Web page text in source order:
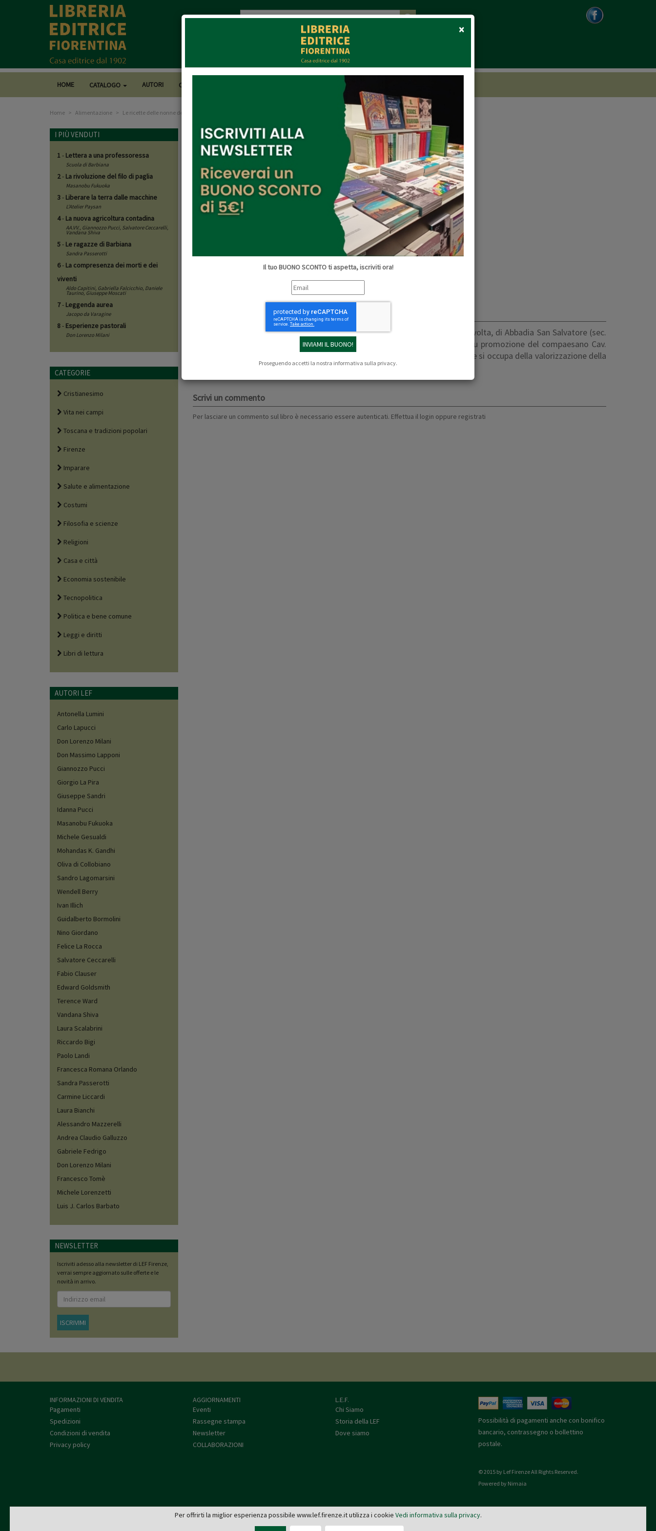
×Close
Il tuo BUONO SCONTO ti aspetta, iscriviti ora!
Proseguendo accetti la nostra informativa sulla privacy.
HOME CATALOGO AUTORI CASA EDITRICE COLLABORAZIONI
Home Alimentazione Le ricette delle nonne dell'Amiata
Le ricette delle nonne dell'Amiata
Libreria Editrice Fiorentina
Collana:
Pagine:
SC021
Le ricette semplici e genuine delle solerti massaie, nonne e mamme di una volta, di Abbadia San Salvatore (sec.
XX) raccolte dai componenti dei Terzieri (associazioni senza fini di lucro), su promozione del compaesano Cav.
Carlo Alberto Rossi, e in collaborazione con la "Bottega de' tempu passa" che si occupa della valorizzazione della
Scrivi un commento
Per lasciare un commento sul libro è necessario essere autenticati. Effettua il login oppure registrati
I PIÙ VENDUTI
1- Lettera a una professoressa
Scuola di Barbiana
2- La rivoluzione del filo di paglia
Masanobu Fukuoka
3- Liberare la terra dalle macchine
L'Atelier Paysan
4- La nuova agricoltura contadina
AA.VV., Giannozzo Pucci, Salvatore Ceccarelli,
Vandana Shiva
5- Le ragazze di Barbiana
Sandra Passerotti
6- La compresenza dei morti e dei
viventi
Aldo Capitini, Gabriella Falcicchio, Daniele
Taurino, Giuseppe Moscati
7- Leggenda aurea
Jacopo da Varagine
8- Esperienze pastorali
Don Lorenzo Milani
CATEGORIE
Cristianesimo
Vita nei campi
Toscana e tradizioni popolari
Firenze
Imparare
Salute e alimentazione
Costumi
Filosofia e scienze
Religioni
Casa e città
Economia sostenibile
Tecnopolitica
Politica e bene comune
Leggi e diritti
Libri di lettura
AUTORI LEF
Antonella Lumini
Carlo Lapucci
Don Lorenzo Milani
Don Massimo Lapponi
Giannozzo Pucci
Giorgio La Pira
Giuseppe Sandri
Idanna Pucci
Masanobu Fukuoka
Michele Gesualdi
Mohandas K. Gandhi
Oliva di Collobiano
Sandro Lagomarsini
Wendell Berry
Ivan Illich
Guidalberto Bormolini
Nino Giordano
Felice La Rocca
Salvatore Ceccarelli
Fabio Clauser
Edward Goldsmith
Terence Ward
Vandana Shiva
Laura Scalabrini
Riccardo Bigi
Paolo Landi
Francesca Romana Orlando
Sandra Passerotti
Carmine Liccardi
Laura Bianchi
Alessandro Mazzerelli
Andrea Claudio Galluzzo
Gabriele Fedrigo
Don Lorenzo Milani
Francesco Tomè
Michele Lorenzetti
Luis J. Carlos Barbato
NEWSLETTER
Iscriviti adesso alla newsletter di LEF Firenze,
verrai sempre aggiornato sulle offerte e le
novità in arrivo.
ISCRIVIMI
INFORMAZIONI DI VENDITA
Pagamenti
Spedizioni
Condizioni di vendita
Privacy policy
AGGIORNAMENTI
Eventi
Rassegne stampa
Newsletter
COLLABORAZIONI
L.E.F.
Chi Siamo
Storia della LEF
Dove siamo
Possibilità di pagamenti anche con bonifico
bancario, contrassegno o bollettino
postale.
© 2015 by Lef Firenze All Rights Reserved.
Powered by Nimaia
L.E.F. - Via de' Pucci, 4 - 50122 Firenze
Tel: 055 579921 - Fax: 055 2399342 - C.F. e P.IVA 03745190482 -editrice@lef.firenze.it
Per offrirti la miglior esperienza possibile www.lef.firenze.it utilizza i cookie Vedi informativa sulla privacy.